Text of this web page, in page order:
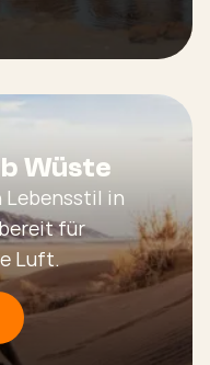
Wüste
Lebensstil in
für
Luft.